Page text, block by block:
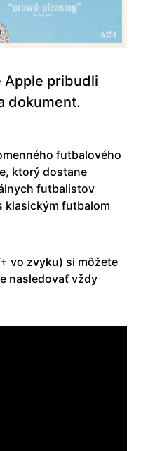
Apple pribudli
dokument.
futbalového
ktorý dostane
futbalistov
klasickým futbalom
vo zvyku) si môžete
nasledovať vždy